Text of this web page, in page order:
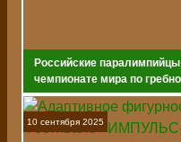
Российские
чемпионате мира по
10 сентября 2025